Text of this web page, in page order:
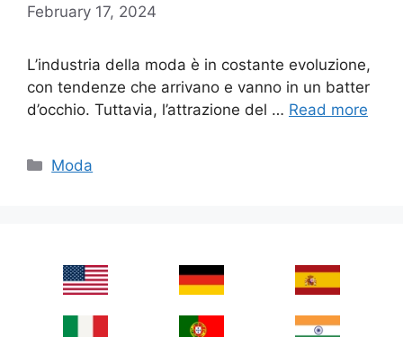
February 17, 2024
L’industria della moda è in costante evoluzione,
con tendenze che arrivano e vanno in un batter
d’occhio. Tuttavia, l’attrazione del … Read more
Categories
Moda